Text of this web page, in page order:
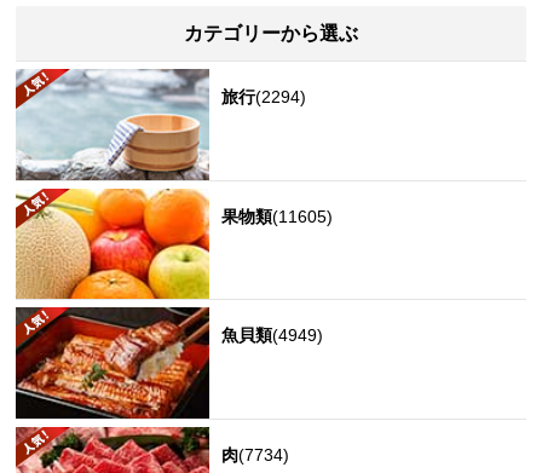
カテゴリーから選ぶ
旅行(2294)
果物類(11605)
魚貝類(4949)
肉(7734)